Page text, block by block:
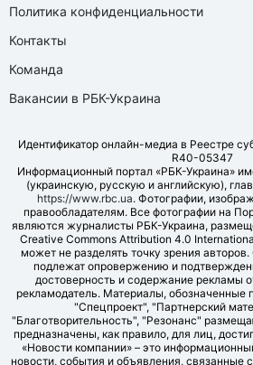
Политика конфиденциальности
Контакты
Команда
Вакансии в РБК-Украина
Идентификатор онлайн-медиа в Реестре
R40-05347
Информационный портал «РБК-Украина»
(украинскую, русскую и английскую),
https://www.rbc.ua. Фотографии,
правообладателям. Все фотографии на
являются журналисты РБК-Украина,
Creative Commons Attribution 4.0
может не разделять точку зрения
подлежат опровержению и
достоверность и содержание рекламы
рекламодатель. Материалы,
"Спецпроект", "Партнерский
"Благотворительность", "Резонанс"
предназначены, как правило, для лиц,
«Новости компании» – это
новости, события и объявления, связанные